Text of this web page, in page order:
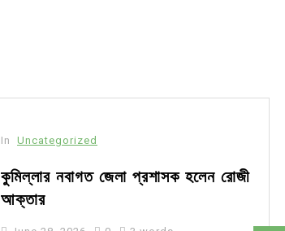
In Uncategorized
কুমিল্লার নবাগত জেলা প্রশাসক হলেন রোজী
আক্তার